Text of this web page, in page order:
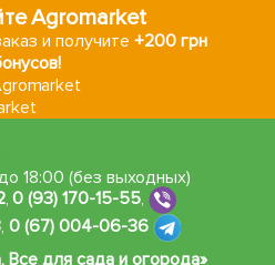
Agromarket
и получите +200 грн
18:00 (без выходных)
,0 (93) 170-15-55,
, 0 (67) 004-06-36
Все для сада и огорода»